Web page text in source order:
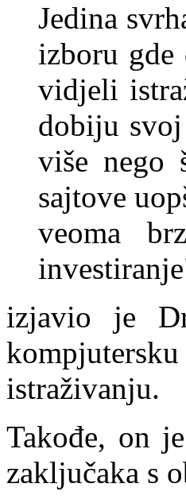
Jedina
izboru gde
vidjeli
dobiju
više nego
sajtove
veoma
izjavio je
istraživanju.
Takođe, on
zaključaka s